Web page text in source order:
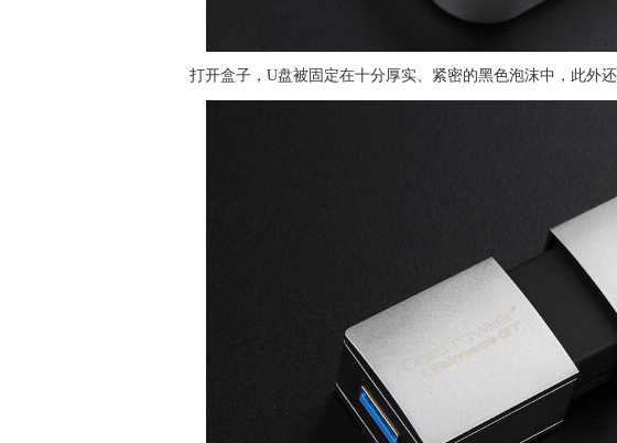
打开盒子，U盘被固定在十分厚实、紧密的黑色泡沫中，此外